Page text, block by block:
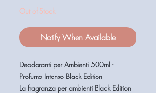
Out of Stock
Notify When Available
Deodoranti per Ambienti 500ml -
Profumo Intenso Black Edition
La fragranza per ambienti Black Edition